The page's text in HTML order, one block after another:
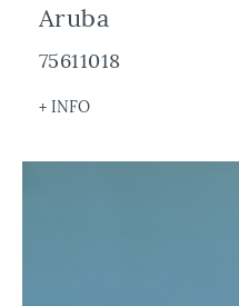
Aruba
75611018
+ INFO